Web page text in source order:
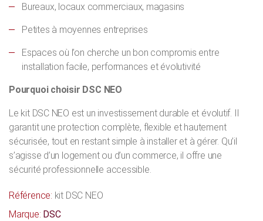
Bureaux, locaux commerciaux, magasins
Petites à moyennes entreprises
Espaces où l’on cherche un bon compromis entre
installation facile, performances et évolutivité
Pourquoi choisir DSC NEO
Le kit DSC NEO est un investissement durable et évolutif. Il
garantit une protection complète, flexible et hautement
sécurisée, tout en restant simple à installer et à gérer. Qu’il
s’agisse d’un logement ou d’un commerce, il offre une
sécurité professionnelle accessible.
Référence: kit DSC NEO
Marque: DSC